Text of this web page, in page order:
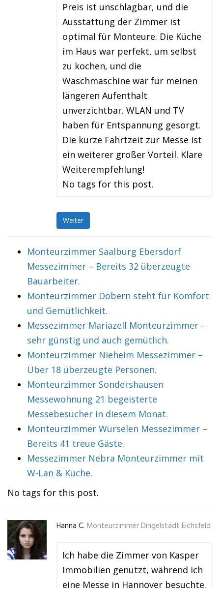
Preis ist unschlagbar, und die
Ausstattung der Zimmer ist
optimal für Monteure. Die Küche
im Haus war perfekt, um selbst
zu kochen, und die
Waschmaschine war für meinen
längeren Aufenthalt
unverzichtbar. WLAN und TV
haben für Entspannung gesorgt.
Die kurze Fahrtzeit zur Messe ist
ein weiterer großer Vorteil. Klare
Weiterempfehlung!
No tags for this post.
Weiter
Monteurzimmer Saalburg Ebersdorf
Messezimmer – Bereits 32 überzeugte
Bauarbeiter.
Monteurzimmer Döbern steht für Komfort
und Gemütlichkeit.
Messezimmer Mariazell Monteurzimmer –
sehr günstig und auch gemütlich.
Monteurzimmer Nieheim Messezimmer –
Über 18 überzeugte Personen.
Monteurzimmer Sondershausen
Messewohnung 21 begeisterte
Messebesucher in diesem Monat.
Monteurzimmer Würselen Messezimmer –
Bereits 41 treue Gäste.
Messezimmer Nebra Monteurzimmer mit
W-Lan & Küche.
No tags for this post.
Hanna C. Monteurzimmer Dingelstädt Eichsfeld
Ich habe die Zimmer von Kasper
Immobilien genutzt, während ich
eine Messe in Hannover besuchte.